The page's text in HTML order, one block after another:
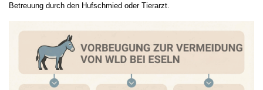
Betreuung durch den Hufschmied oder Tierarzt.